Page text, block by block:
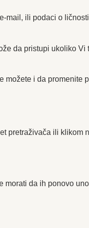
mail, ili podaci o
da pristupi ukoliko Vi
i da promenite
pretraživača ili klikom
morati da ih ponovo